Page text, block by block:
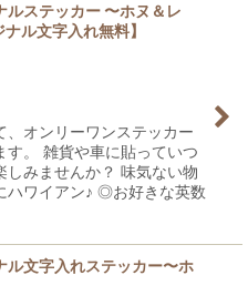
ルステッカー 〜ホヌ＆レ
ル文字入れ無料】
、オンリーワンステッカー
す。 雑貨や車に貼っていつ
しみませんか？ 味気ない物
ハワイアン♪ ◎お好きな英数
ル文字入れステッカー〜ホ